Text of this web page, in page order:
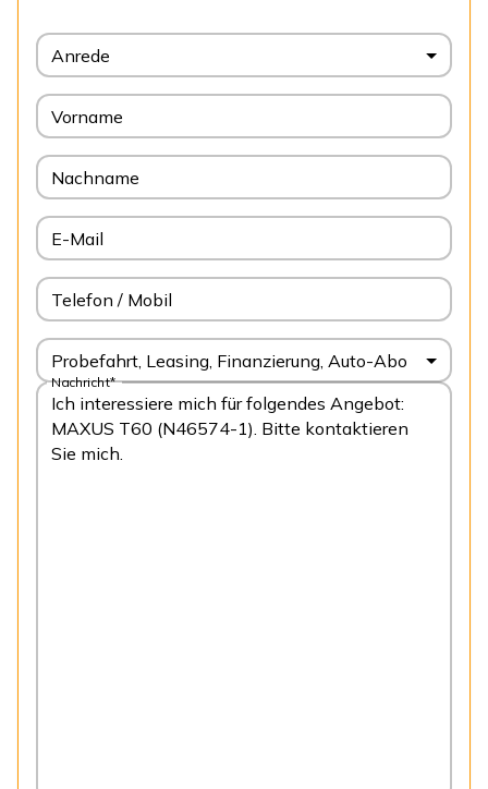
Anrede
Vorname
Nachname
E-Mail
Telefon / Mobil
Probefahrt, Leasing, Finanzierung, Auto-Abo
Nachricht*